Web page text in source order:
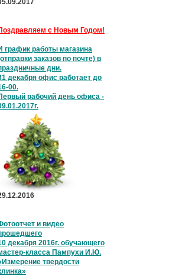
с Новым Годом!
график работы магазина
заказов по почте) в
дни.
декабря офис работает до
00.
рабочий день офиса -
и видео
декабря 2016г. обучающего
класса Пампухи И.Ю.
твердости